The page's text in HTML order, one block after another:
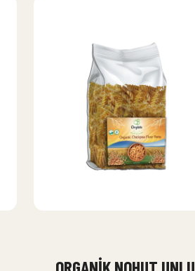
ORGANIK NOHUT UNLU